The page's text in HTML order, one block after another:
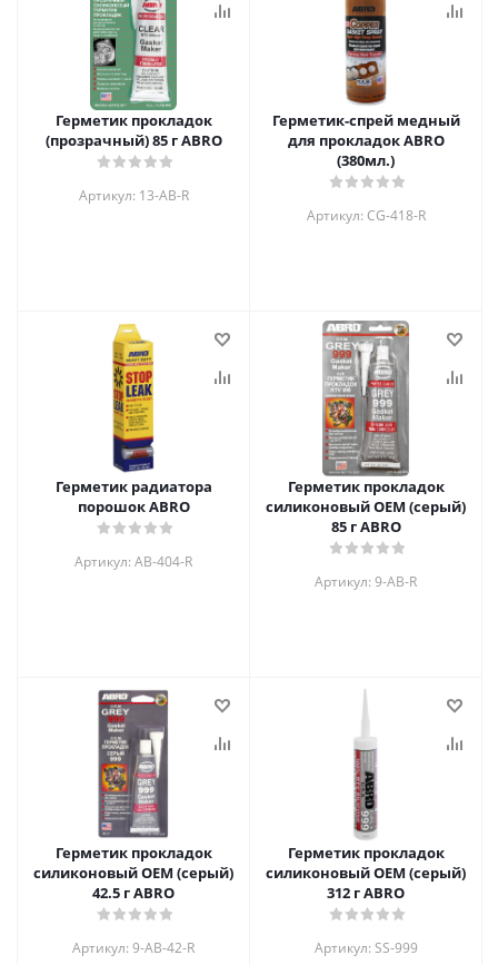
Герметик прокладок
(прозрачный) 85 г ABRO
Артикул: 13-AB-R
Герметик-спрей медный
для прокладок ABRO
(380мл.)
Артикул: CG-418-R
Герметик радиатора
порошок ABRO
Артикул: AB-404-R
Герметик прокладок
силиконовый OEM (серый)
85 г ABRO
Артикул: 9-AB-R
Герметик прокладок
силиконовый OEM (серый)
42.5 г ABRO
Артикул: 9-AB-42-R
Герметик прокладок
силиконовый OEM (серый)
312 г ABRO
Артикул: SS-999